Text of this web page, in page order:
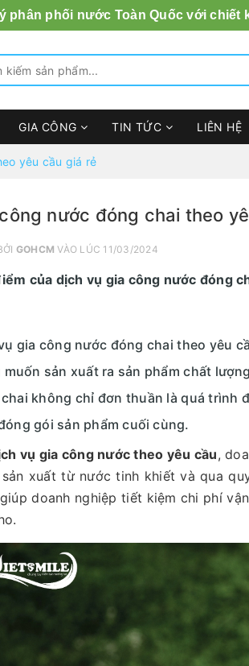
GIA CÔNG TIN TỨC LIÊN HỆ
yêu cầu giá rẻ
nước đóng chai theo
GOHCM VÀO LÚC 11/03/2024
của dịch vụ gia công nước đóng
gia công nước đóng chai theo yêu
muốn sản xuất ra sản phẩm chất
không chỉ đơn thuần là quá trình
gói sản phẩm cuối cùng.
vụ gia công nước theo yêu cầu,
xuất từ nước tinh khiết và qua
doanh nghiệp tiết kiệm chi phí
phân phối nước Toàn Quốc với chiết